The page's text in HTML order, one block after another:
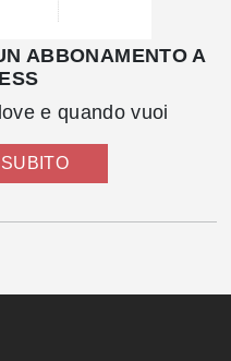
ABBONAMENTO A
e quando vuoi